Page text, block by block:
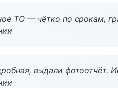
ТО — чётко по срокам,
выдали фотоотчёт.